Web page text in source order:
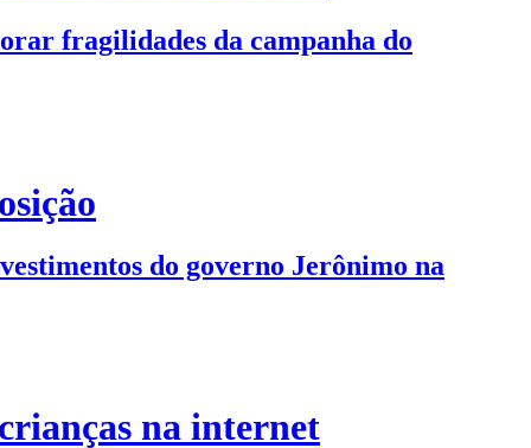
fragilidades da campanha do
do governo Jerônimo na
na internet